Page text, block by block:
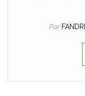
Par